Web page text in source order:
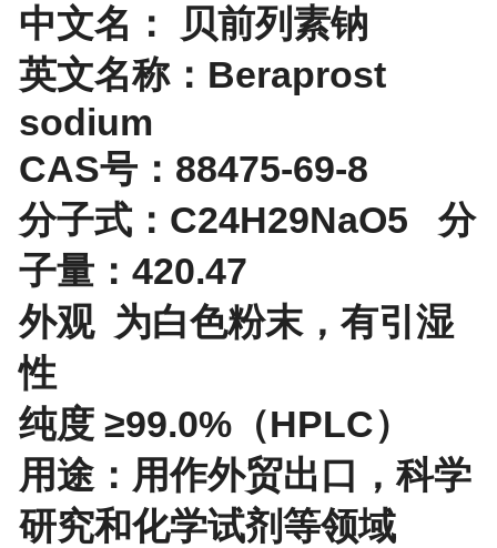
中文名： 贝前列素钠
英文名称：Beraprost
sodium
CAS号：88475-69-8
分子式：C24H29NaO5 分
子量：420.47
外观 为白色粉末，有引湿
性
纯度 ≥99.0%（HPLC）
用途：用作外贸出口，科学
研究和化学试剂等领域